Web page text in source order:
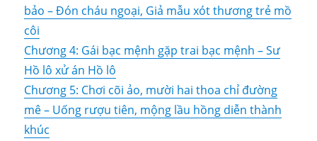
bảo – Đón cháu ngoại, Giả mẫu xót thương trẻ mồ
côi
Chương 4: Gái bạc mệnh gặp trai bạc mệnh – Sư
Hồ lô xử án Hồ lô
Chương 5: Chơi cõi ảo, mười hai thoa chỉ đường
mê – Uống rượu tiên, mộng lầu hồng diễn thành
khúc